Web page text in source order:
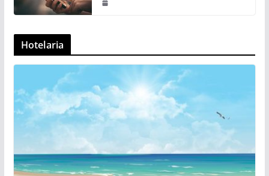
Hotelaria